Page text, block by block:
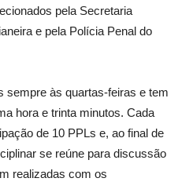
pela Secretaria
e pela Polícia Penal do
sempre às quartas-feiras e tem
hora e trinta minutos. Cada
de 10 PPLs e, ao final de
se reúne para discussão
realizadas com os